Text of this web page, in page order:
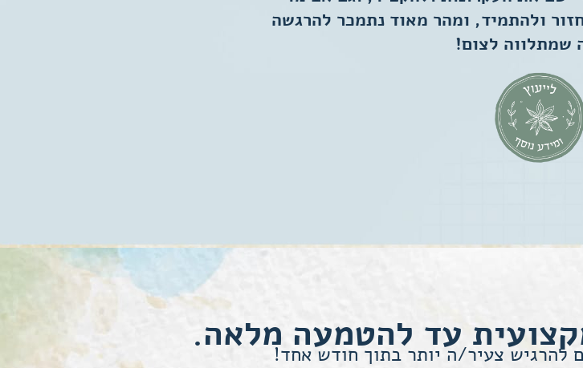
ולהתמיד, ומהר מאוד נתמכר להרגשה
שמתלווה לצום!
עד להטמעה מלאה.
להרגיש צעיר/ה יותר בתוך חודש אחד!